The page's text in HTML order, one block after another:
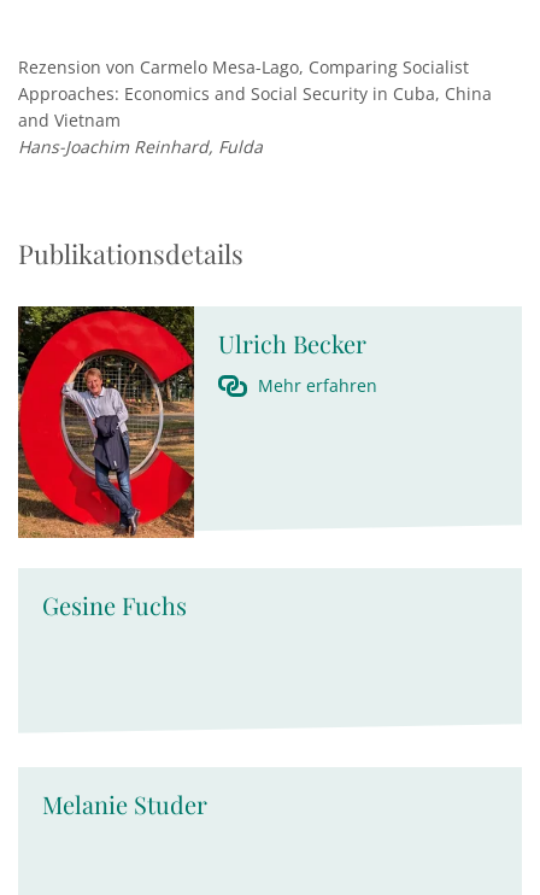
Rezension von Carmelo Mesa-Lago, Comparing Socialist
Approaches: Economics and Social Security in Cuba, China
and Vietnam
Hans-Joachim Reinhard, Fulda
Publikationsdetails
Ulrich Becker
Mehr erfahren
Gesine Fuchs
Melanie Studer